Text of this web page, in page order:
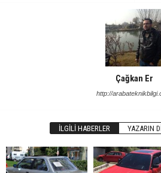
Çağkan Er
http://
İLGILI HABERLER YAZARIN